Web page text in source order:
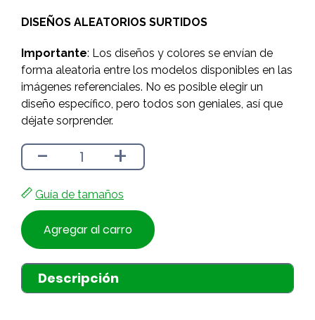
$4.790.
$4.290.
DISEÑOS ALEATORIOS SURTIDOS
Importante: Los diseños y colores se envían de
forma aleatoria entre los modelos disponibles en las
imágenes referenciales. No es posible elegir un
diseño específico, pero todos son geniales, así que
déjate sorprender.
- +
Guía de tamaños
Agregar al carro
Descripción